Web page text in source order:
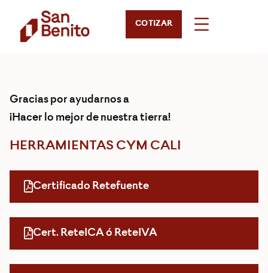
COTIZAR
Gracias por ayudarnos a
¡Hacer lo mejor de nuestra tierra!
HERRAMIENTAS CYM CALI
Certificado Retefuente
Cert. ReteICA ó ReteIVA